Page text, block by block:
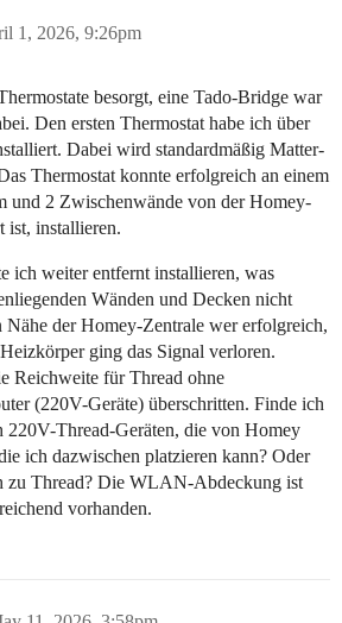
1, 2026, 9:26pm
besorgt, eine Tado-Bridge war
Den ersten Thermostat habe ich über
Dabei wird standardmäßig Matter-
Thermostat konnte erfolgreich an einem
und 2 Zwischenwände von der Homey-
ist, installieren.
ich weiter entfernt installieren, was
Wänden und Decken nicht
der Homey-Zentrale wer erfolgreich,
ging das Signal verloren.
Reichweite für Thread ohne
(220V-Geräte) überschritten. Finde ich
220V-Thread-Geräten, die von Homey
ich dazwischen platzieren kann? Oder
zu Thread? Die WLAN-Abdeckung ist
vorhanden.